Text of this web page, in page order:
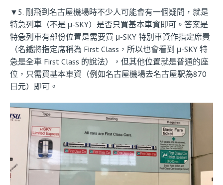
▼5. 剛飛到名古屋機場時不少人可能會有一個疑問，就是
特急列車（不是 μ-SKY）是否只買基本車資即可。答案是
特急列車有部份位置是需要買 μ-SKY 特別車資作指定席費
（名鐵將指定席稱為 First Class，所以也會看到 μ-SKY 特
急是全車 First Class 的說法），但其他位置就是普通的座
位，只需買基本車資（例如名古屋機場去名古屋駅為870
日元）即可。